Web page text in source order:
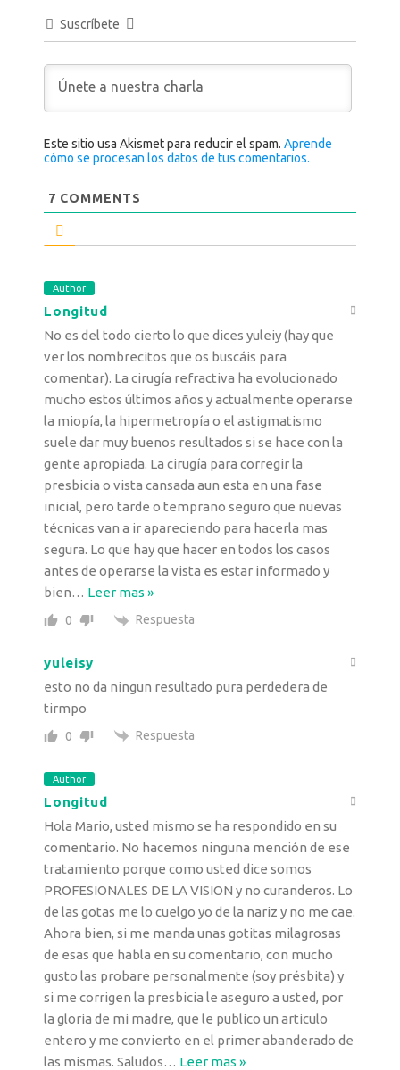
Suscríbete
Este sitio usa Akismet para reducir el spam.Aprende
cómo se procesan los datos de tus comentarios.
7 COMMENTS
Author
Longitud
No es del todo cierto lo que dices yuleiy (hay que
ver los nombrecitos que os buscáis para
comentar). La cirugía refractiva ha evolucionado
mucho estos últimos años y actualmente operarse
la miopía, la hipermetropía o el astigmatismo
suele dar muy buenos resultados si se hace con la
gente apropiada. La cirugía para corregir la
presbicia o vista cansada aun esta en una fase
inicial, pero tarde o temprano seguro que nuevas
técnicas van a ir apareciendo para hacerla mas
segura. Lo que hay que hacer en todos los casos
antes de operarse la vista es estar informado y
bien… Leer mas »
0 Respuesta
yuleisy
esto no da ningun resultado pura perdedera de
tirmpo
0 Respuesta
Author
Longitud
Hola Mario, usted mismo se ha respondido en su
comentario. No hacemos ninguna mención de ese
tratamiento porque como usted dice somos
PROFESIONALES DE LA VISION y no curanderos. Lo
de las gotas me lo cuelgo yo de la nariz y no me cae.
Ahora bien, si me manda unas gotitas milagrosas
de esas que habla en su comentario, con mucho
gusto las probare personalmente (soy présbita) y
si me corrigen la presbicia le aseguro a usted, por
la gloria de mi madre, que le publico un articulo
entero y me convierto en el primer abanderado de
las mismas. Saludos… Leer mas »